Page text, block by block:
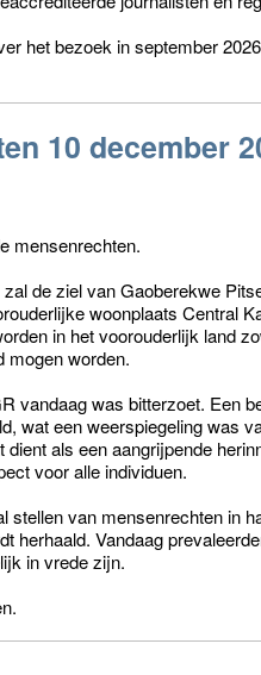
het bezoek in september
10 december
mensenrechten.
de ziel van Gaoberekwe
woonplaats Central
in het voorouderlijk land
mogen worden.
vandaag was bitterzoet. Een
wat een weerspiegeling was
als een aangrijpende
voor alle individuen.
stellen van mensenrechten in
herhaald. Vandaag
in vrede zijn.